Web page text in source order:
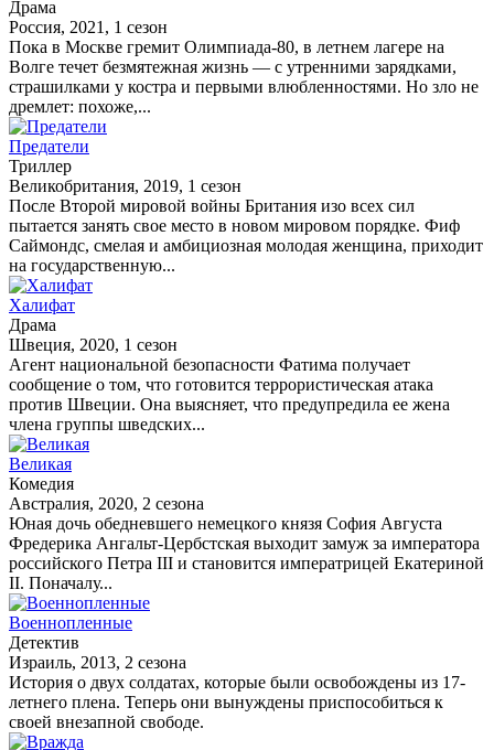
Драма
Россия, 2021, 1 сезон
Пока в Москве гремит Олимпиада-80, в летнем лагере на
Волге течет безмятежная жизнь — с утренними зарядками,
страшилками у костра и первыми влюбленностями. Но зло не
дремлет: похоже,...
Предатели
Триллер
Великобритания, 2019, 1 сезон
После Второй мировой войны Британия изо всех сил
пытается занять свое место в новом мировом порядке. Фиф
Саймондс, смелая и амбициозная молодая женщина, приходит
на государственную...
Халифат
Драма
Швеция, 2020, 1 сезон
Агент национальной безопасности Фатима получает
сообщение о том, что готовится террористическая атака
против Швеции. Она выясняет, что предупредила ее жена
члена группы шведских...
Великая
Комедия
Австралия, 2020, 2 сезона
Юная дочь обедневшего немецкого князя София Августа
Фредерика Ангальт-Цербстская выходит замуж за императора
российского Петра III и становится императрицей Екатериной
II. Поначалу...
Военнопленные
Детектив
Израиль, 2013, 2 сезона
История о двух солдатах, которые были освобождены из 17-
летнего плена. Теперь они вынуждены приспособиться к
своей внезапной свободе.